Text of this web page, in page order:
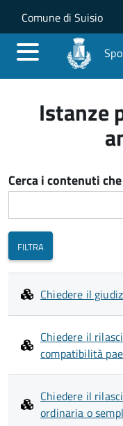
Salta al
Skip to site
Comune di Suisio
Istanze
Cerca i contenuti
Chiedere il
Chiedere il
compatibilità
Chiedere il
ordinaria o